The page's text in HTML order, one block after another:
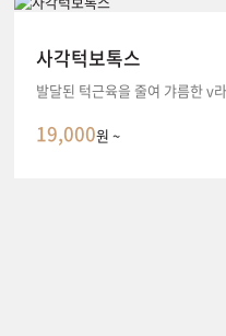
사각턱보톡스
발달된 턱근육을 줄여 갸름한 v
19,000원 ~